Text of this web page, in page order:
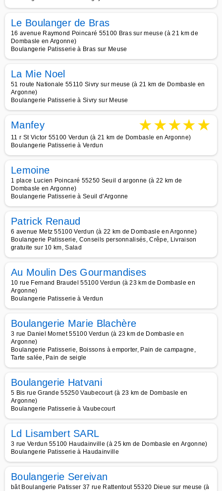
Le Boulanger de Bras
16 avenue Raymond Poincaré 55100 Bras sur meuse (à 21 km de
Dombasle en Argonne)
Boulangerie Patisserie à Bras sur Meuse
La Mie Noel
51 route Nationale 55110 Sivry sur meuse (à 21 km de Dombasle en
Argonne)
Boulangerie Patisserie à Sivry sur Meuse
Manfey ★★★★★
11 r St Victor 55100 Verdun (à 21 km de Dombasle en Argonne)
Boulangerie Patisserie à Verdun
Lemoine
1 place Lucien Poincaré 55250 Seuil d argonne (à 22 km de
Dombasle en Argonne)
Boulangerie Patisserie à Seuil d'Argonne
Patrick Renaud
6 avenue Metz 55100 Verdun (à 22 km de Dombasle en Argonne)
Boulangerie Patisserie, Conseils personnalisés, Crêpe, Livraison
gratuite sur 10 km, Salad
Au Moulin Des Gourmandises
10 rue Fernand Braudel 55100 Verdun (à 23 km de Dombasle en
Argonne)
Boulangerie Patisserie à Verdun
Boulangerie Marie Blachère
3 rue Daniel Mornet 55100 Verdun (à 23 km de Dombasle en
Argonne)
Boulangerie Patisserie, Boissons à emporter, Pain de campagne,
Tarte salée, Pain de seigle
Boulangerie Hatvani
5 Bis rue Grande 55250 Vaubecourt (à 23 km de Dombasle en
Argonne)
Boulangerie Patisserie à Vaubecourt
Ld Lisambert SARL
3 rue Verdun 55100 Haudainville (à 25 km de Dombasle en Argonne)
Boulangerie Patisserie à Haudainville
Boulangerie Sereivan
bât Boulangerie Patisser 37 rue Rattentout 55320 Dieue sur meuse (à